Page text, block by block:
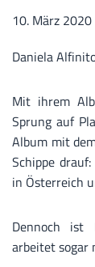
10. März 2020
Daniela
Mit ihrem
Sprung auf
Album mit
Schippe
in Österreich
Dennoch ist
arbeitet sogar